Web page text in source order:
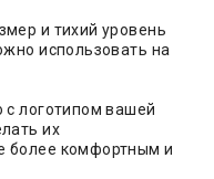
и тихий уровень
использовать на
с логотипом вашей
их
более комфортным и